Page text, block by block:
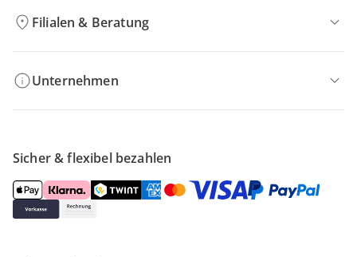
Filialen & Beratung
Unternehmen
Sicher & flexibel bezahlen